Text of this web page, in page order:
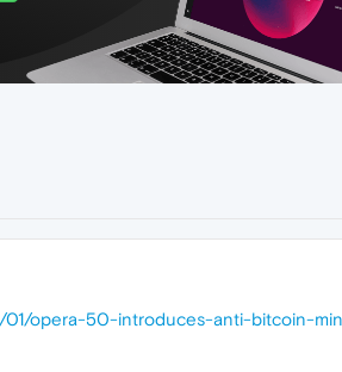
01/opera-50-introduces-anti-bitcoin-